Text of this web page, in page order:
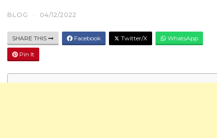
BLOG · 04/12/2022
SHARE THIS Facebook Twitter/X WhatsApp
Pin It